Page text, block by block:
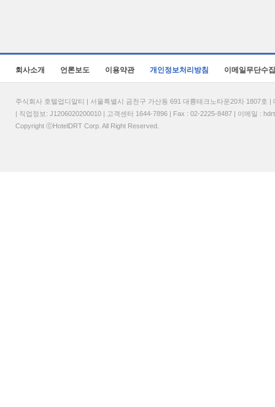
회사소개 언론보도 이용약관 개인정보처리방침 이메일무단수
주식회사 호텔업디알티 | 서울특별시 금천구 가산동 691 대륭테크노타운20차 1807
| 직업정보: J1206020200010 | 고객센터 1644-7896 | Fax : 02-2225-8487 | 이메일 :
Copyright ⓒHotelDRT Corp. All Right Reserved.